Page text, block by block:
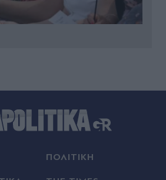
για Σαλάχ: Πάνω
ΠΟΛΙΤΙΚΗ